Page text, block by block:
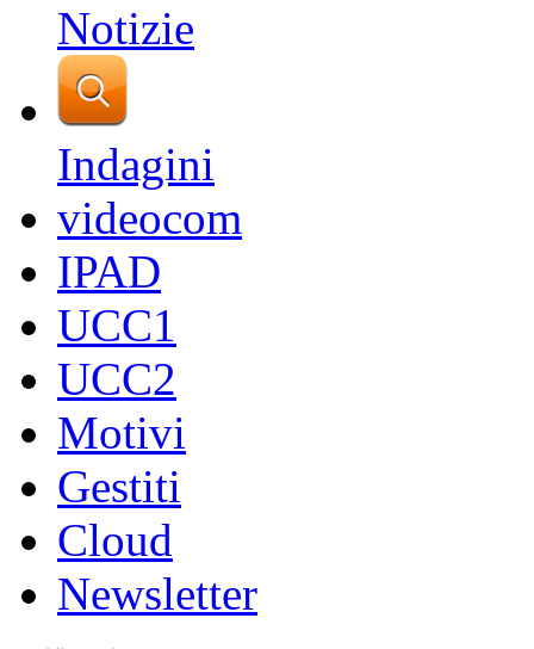
Notizie
Indagini
videocom
IPAD
UCC1
UCC2
Motivi
Gestiti
Cloud
Newsletter